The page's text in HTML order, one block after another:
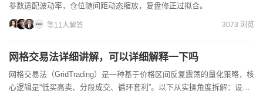
参数适配波动率，仓位随间距动态缩放，复盘修正过拟合。
等11人解答 3073 浏览
网格交易法详细讲解，可以详细解释一下吗
网格交易法（GridTrading）是一种基于价格区间反复震荡的量化策略，核
心逻辑是“低买高卖、分段成交、循环套利”。以下从实操角度拆解：设定